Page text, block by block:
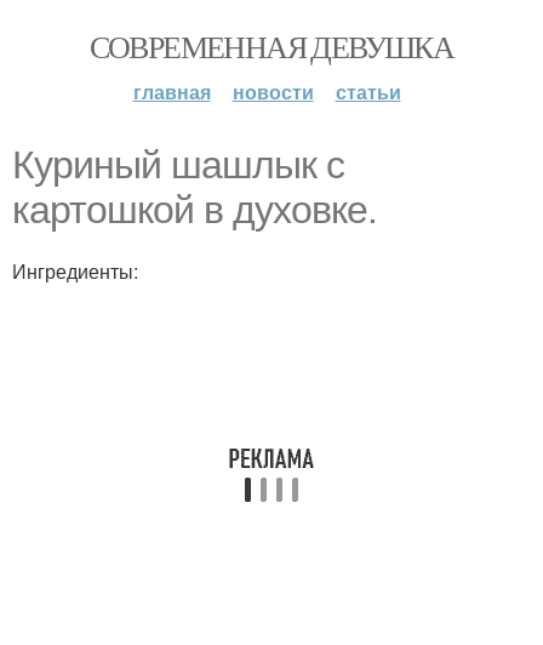
СОВРЕМЕННАЯ ДЕВУШКА
главная новости статьи
Куриный шашлык с
картошкой в духовке.
Ингредиенты: